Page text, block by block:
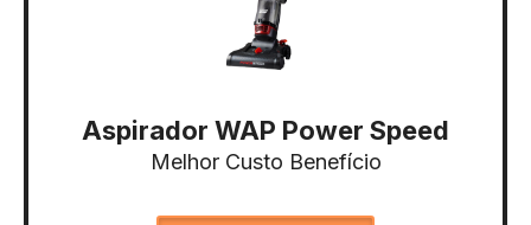
Aspirador WAP Power Speed
Melhor Custo Benefício